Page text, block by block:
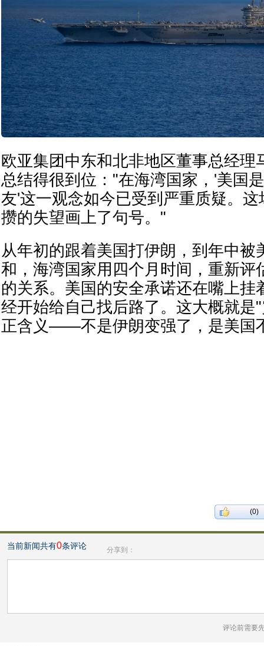
欧亚集团中东和北非地区董事总经理
总结得很到位："在海湾国家，'美国
友'这一观念如今已受到严重质疑。
攒的失望画上了句号。"
从年初的跟着美国打伊朗，到年中被
和，海湾国家用四个月时间，重新评
的关系。美国的安全承诺还在嘴上挂
经开始给自己找后路了。这大概就是
正含义——不是伊朗变强了，是美国
(0)
当前新闻共有0条评论 分享到：
评论前需要